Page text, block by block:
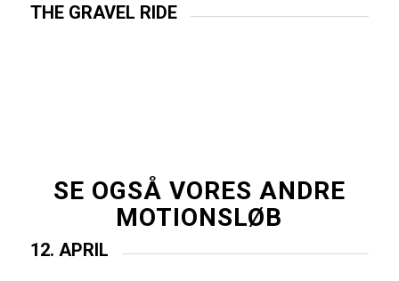
THE GRAVEL RIDE
SE OGSÅ VORES ANDRE
MOTIONSLØB
12. APRIL